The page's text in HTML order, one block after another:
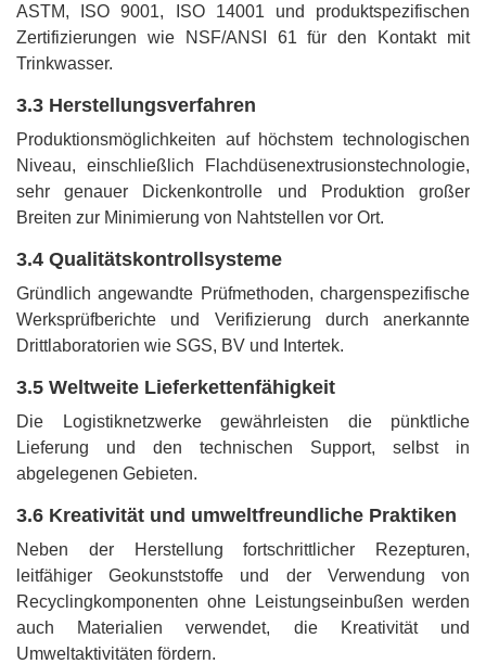
ASTM, ISO 9001, ISO 14001 und produktspezifischen
Zertifizierungen wie NSF/ANSI 61 für den Kontakt mit
Trinkwasser.
3.3 Herstellungsverfahren
Produktionsmöglichkeiten auf höchstem technologischen
Niveau, einschließlich Flachdüsenextrusionstechnologie,
sehr genauer Dickenkontrolle und Produktion großer
Breiten zur Minimierung von Nahtstellen vor Ort.
3.4 Qualitätskontrollsysteme
Gründlich angewandte Prüfmethoden, chargenspezifische
Werksprüfberichte und Verifizierung durch anerkannte
Drittlaboratorien wie SGS, BV und Intertek.
3.5 Weltweite Lieferkettenfähigkeit
Die Logistiknetzwerke gewährleisten die pünktliche
Lieferung und den technischen Support, selbst in
abgelegenen Gebieten.
3.6 Kreativität und umweltfreundliche Praktiken
Neben der Herstellung fortschrittlicher Rezepturen,
leitfähiger Geokunststoffe und der Verwendung von
Recyclingkomponenten ohne Leistungseinbußen werden
auch Materialien verwendet, die Kreativität und
Umweltaktivitäten fördern.